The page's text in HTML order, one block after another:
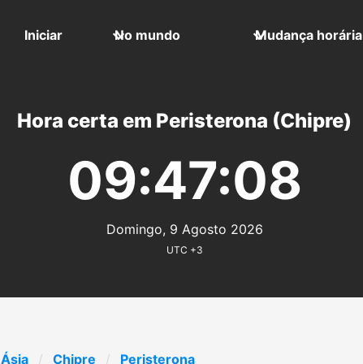
Iniciar No mundo Mudança horária
Hora certa em Peristerona (Chipre)
09:47:08
Domingo, 9 Agosto 2026
UTC +3
Ásia Chipre Peristerona